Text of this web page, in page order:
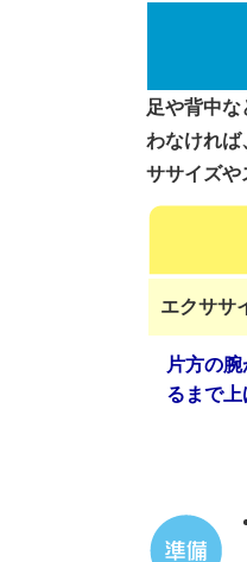
足や背中
わなければ
ササイズや
エクササ
片方の
るまで上